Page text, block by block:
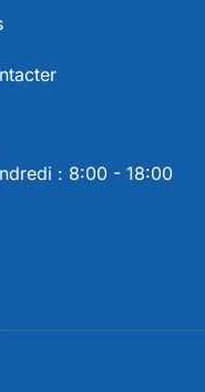
: 8:00 - 18:00